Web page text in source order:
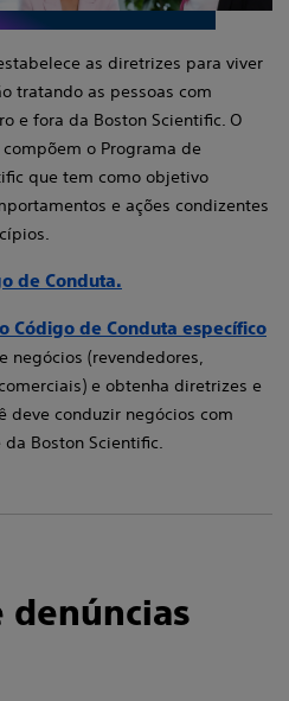
as diretrizes para viver
tratando as pessoas com
e fora da Boston Scientific. O
o Programa de
que tem como objetivo
e ações condizentes
de Conduta.
Código de Conduta específico
negócios (revendedores,
e obtenha diretrizes e
deve conduzir negócios com
Boston Scientific.​​
denúncias